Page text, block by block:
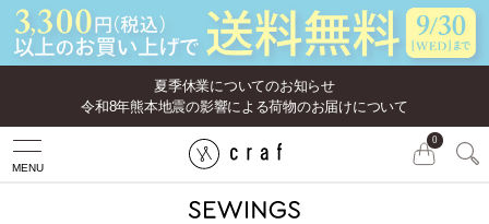
夏季休業についてのお知らせ
令和8年熊本地震の影響による荷物のお届けについて
MENU
0